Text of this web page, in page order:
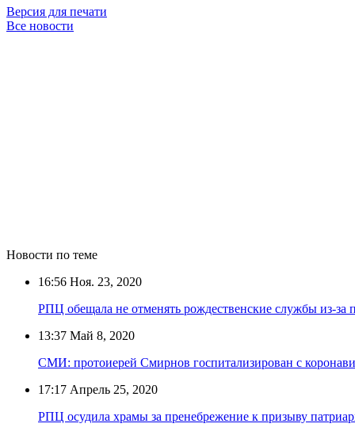
Версия для печати
Все новости
Новости по теме
16:56 Ноя. 23, 2020
РПЦ обещала не отменять рождественские службы из-за
13:37 Май 8, 2020
СМИ: протоиерей Смирнов госпитализирован с
17:17 Апрель 25, 2020
РПЦ осудила храмы за пренебрежение к призыву